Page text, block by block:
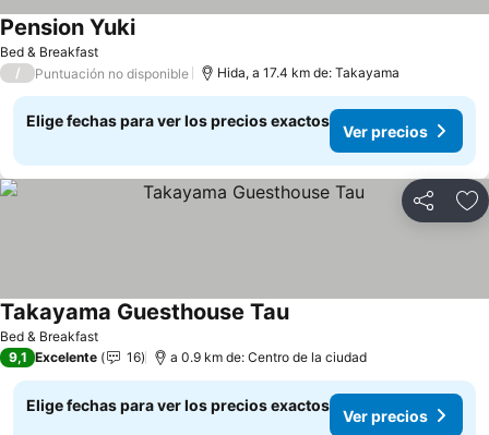
Bed & Breakfast
Pension YukiVer precios
/ Puntuación no disponible Hida, a 17.4 km de: Takayama
Elige fechas para ver los precios exactos
Ver precios
Compartir
Bed & Breakfast
Takayama Guesthouse TauVer precios
9,1 Excelente 16 a 0.9 km de: Centro de la ciudad
Elige fechas para ver los precios exactos
Ver precios